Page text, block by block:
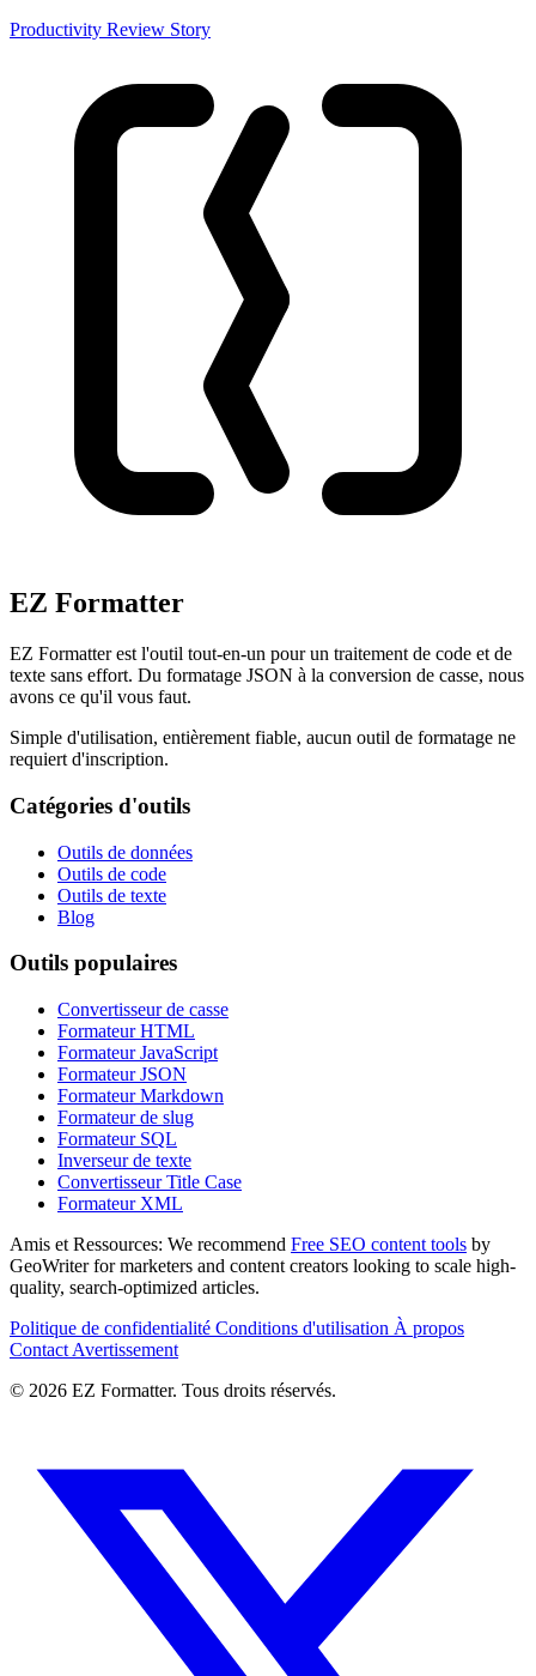
Productivity Review Story
EZ Formatter
EZ Formatter est l'outil tout-en-un pour un traitement de code et de
texte sans effort. Du formatage JSON à la conversion de casse, nous
avons ce qu'il vous faut.
Simple d'utilisation, entièrement fiable, aucun outil de formatage ne
requiert d'inscription.
Catégories d'outils
Outils de données
Outils de code
Outils de texte
Blog
Outils populaires
Convertisseur de casse
Formateur HTML
Formateur JavaScript
Formateur JSON
Formateur Markdown
Formateur de slug
Formateur SQL
Inverseur de texte
Convertisseur Title Case
Formateur XML
Amis et Ressources: We recommend Free SEO content tools by
GeoWriter for marketers and content creators looking to scale high-
quality, search-optimized articles.
Politique de confidentialité Conditions d'utilisation À propos
Contact Avertissement
© 2026 EZ Formatter. Tous droits réservés.